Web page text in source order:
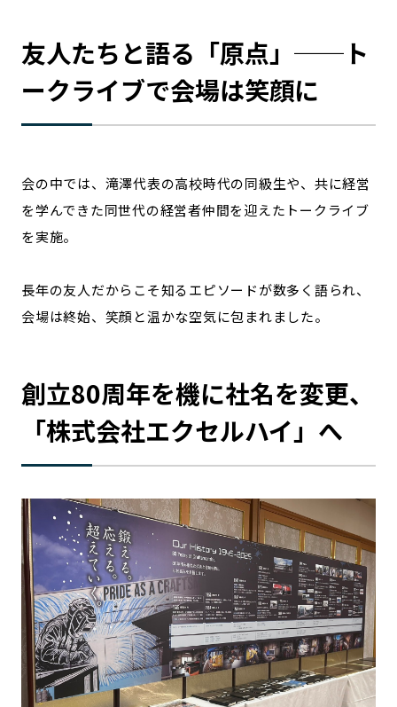
Localist
SDGsの先駆者
イベント
飲食店
地域豆知識
ニッポンの百選大全集
Sporkle
「人」から探す
記事ライター
お問い合わせ 会社概要
友人たちと語る「原点」──ト
ークライブで会場は笑顔に
会の中では、滝澤代表の高校時代の同級生や、共に経営
を学んできた同世代の経営者仲間を迎えたトークライブ
を実施。
長年の友人だからこそ知るエピソードが数多く語られ、
会場は終始、笑顔と温かな空気に包まれました。
創立80周年を機に社名を変更、
「株式会社エクセルハイ」へ